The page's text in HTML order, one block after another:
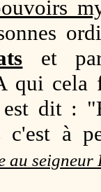
et
qui
dit :
c'est à
au